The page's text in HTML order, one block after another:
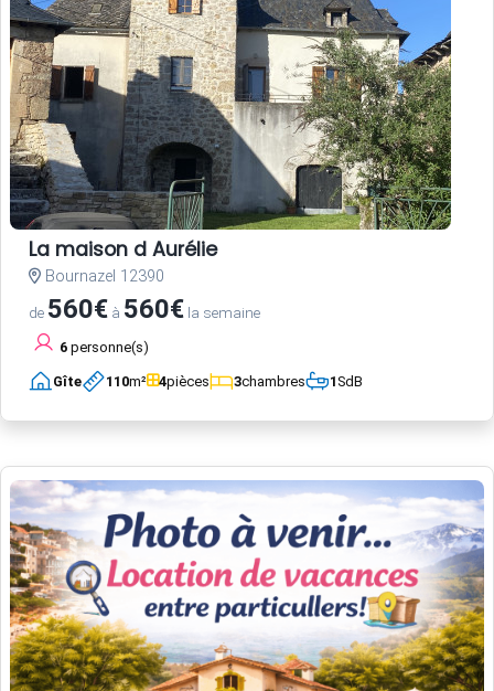
La maison d Aurélie
Bournazel 12390
de 560€ à 560€ la semaine
6 personne(s)
Gîte 110m² 4pièces 3chambres 1SdB